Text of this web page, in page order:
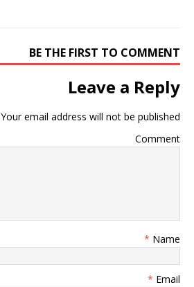
BE THE FIRST TO COMMENT
Leave a Reply
Your email address will not be published.
Comment
Name
*
Email
*